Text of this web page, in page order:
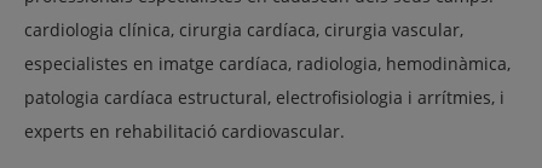
cardiologia clínica, cirurgia cardíaca, cirurgia vascular,
especialistes en imatge cardíaca, radiologia, hemodinàmica,
patologia cardíaca estructural, electrofisiologia i arrítmies, i
experts en rehabilitació cardiovascular.